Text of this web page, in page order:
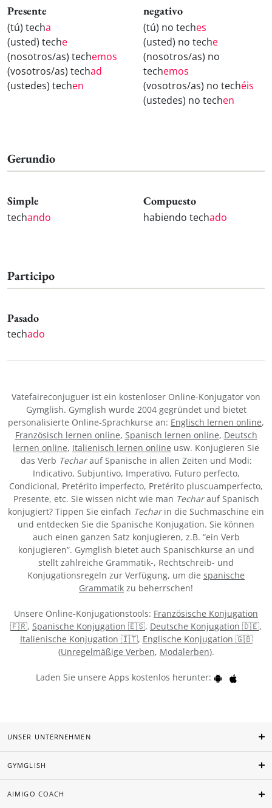
Presente
(tú) techa
(usted) teche
(nosotros/as) techemos
(vosotros/as) techad
(ustedes) techen
negativo
(tú) no teches
(usted) no teche
(nosotros/as) no
techemos
(vosotros/as) no techéis
(ustedes) no techen
Gerundio
Simple
techando
Compuesto
habiendo techado
Participo
Pasado
techado
Vatefaireconjuguer ist ein kostenloser Online-Konjugator von
Gymglish. Gymglish wurde 2004 gegründet und bietet
personalisierte Online-Sprachkurse an: Englisch lernen online,
Französisch lernen online, Spanisch lernen online, Deutsch
lernen online, Italienisch lernen online usw. Konjugieren Sie
das Verb Techarauf Spanische in allen Zeiten und Modi:
Indicativo, Subjuntivo, Imperativo, Futuro perfecto,
Condicional, Pretérito imperfecto, Pretérito pluscuamperfecto,
Presente, etc. Sie wissen nicht wie man Techarauf Spanisch
konjugiert? Tippen Sie einfach Techarin die Suchmaschine ein
und entdecken Sie die Spanische Konjugation. Sie können
auch einen ganzen Satz konjugieren, z.B. “ein Verb
konjugieren”. Gymglish bietet auch Spanischkurse an und
stellt zahlreiche Grammatik-, Rechtschreib- und
Konjugationsregeln zur Verfügung, um die spanische
Grammatik zu beherrschen!
Unsere Online-Konjugationstools: Französische Konjugation
🇫🇷, Spanische Konjugation 🇪🇸, Deutsche Konjugation 🇩🇪,
Italienische Konjugation 🇮🇹, Englische Konjugation 🇬🇧
(Unregelmäßige Verben, Modalerben).
Laden Sie unsere Apps kostenlos herunter:
UNSER UNTERNEHMEN
GYMGLISH
AIMIGO COACH